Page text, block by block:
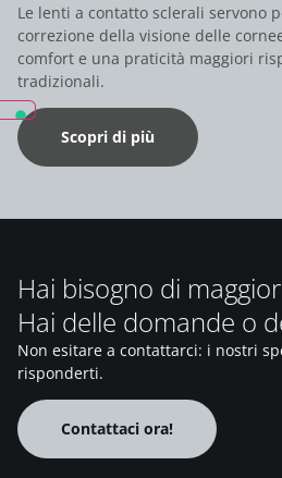
Le lenti a contatto sclerali servono
correzione della visione delle
comfort e una praticità maggiori
tradizionali.
Scopri di più
Hai bisogno di
Hai delle domande o
Non esitare a contattarci: i nostri
risponderti.
Contattaci ora!